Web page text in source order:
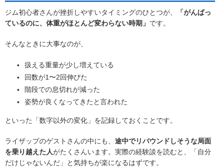
ジム初心者さんが挫折しやすいタイミングのひとつが、
「がんばっ
ているのに、体重がほとんど変わらない時期」 です。
そんなときに大事なのが、
扱える重量が少し増えている
回数が1〜2回伸びた
階段での息切れが減った
姿勢が良くなってきたと言われた
といった「数字以外の変化」を記録しておくことです。
ライザップのゲストさんの中にも、 途中でリバウンドしそうな局面
を乗り越えた人がたくさんいます。実際の経験談を読むと、「自分
だけじゃないんだ」と気持ちが楽になるはずです。